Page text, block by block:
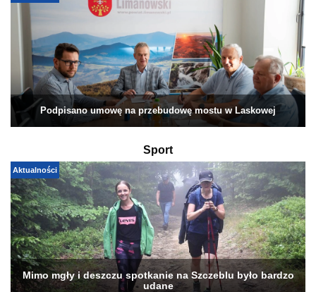
Podpisano umowę na przebudowę mostu w Laskowej
Sport
Aktualności
Mimo mgły i deszczu spotkanie na Szczeblu było bardzo
udane